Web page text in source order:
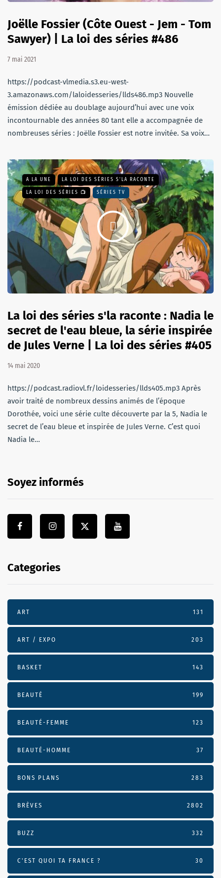
Joëlle Fossier (Côte Ouest - Jem - Tom
Sawyer) | La loi des séries #486
7 mai 2021
https://podcast-vlmedia.s3.eu-west-
3.amazonaws.com/laloidesseries/llds486.mp3 Nouvelle
émission dédiée au doublage aujourd’hui avec une voix
incontournable des années 80 tant elle a accompagnée de
nombreuses séries : Joëlle Fossier est notre invitée. Sa voix…
A LA UNE LA LOI DES SÉRIES S'LA RACONTE
LA LOI DES SÉRIES 📺 SÉRIES TV
La loi des séries s'la raconte : Nadia le
secret de l'eau bleue, la série inspirée
de Jules Verne | La loi des séries #405
14 mai 2020
https://podcast.radiovl.fr/loidesseries/llds405.mp3 Après
avoir traité de nombreux dessins animés de l’époque
Dorothée, voici une série culte découverte par la 5, Nadia le
secret de l’eau bleue et inspirée de Jules Verne. C’est quoi
Nadia le…
Soyez informés
Categories
ART 131
ART / EXPO 203
BASKET 143
BEAUTÉ 199
BEAUTÉ-FEMME 123
BEAUTÉ-HOMME 37
BONS PLANS 283
BRÈVES 2802
BUZZ 332
C'EST QUOI TA FRANCE ? 30